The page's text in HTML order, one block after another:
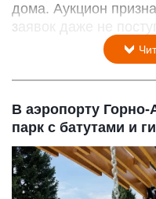
дома. Аукцион
заявок даже не
В аэропорту Горно-
парк с батутами и